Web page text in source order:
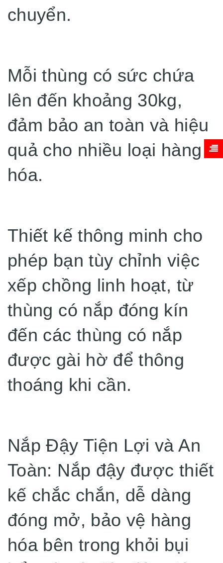
chuyển.
Mỗi thùng có sức chứa
lên đến khoảng 30kg,
đảm bảo an toàn và hiệu
quả cho nhiều loại hàng
hóa.
Thiết kế thông minh cho
phép bạn tùy chỉnh việc
xếp chồng linh hoạt, từ
thùng có nắp đóng kín
đến các thùng có nắp
được gài hờ để thông
thoáng khi cần.
Nắp Đậy Tiện Lợi và An
Toàn: Nắp đậy được thiết
kế chắc chắn, dễ dàng
đóng mở, bảo vệ hàng
hóa bên trong khỏi bụi